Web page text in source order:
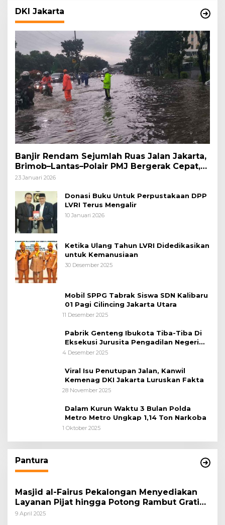
DKI Jakarta
Banjir Rendam Sejumlah Ruas Jalan Jakarta,
Brimob–Lantas–Polair PMJ Bergerak Cepat,
Polri Siagakan 128.247 Personel Secara
23 Januari 2026
Donasi Buku Untuk Perpustakaan DPP
LVRI Terus Mengalir
10 Januari 2026
Ketika Ulang Tahun LVRI Didedikasikan
untuk Kemanusiaan
30 Desember 2025
Mobil SPPG Tabrak Siswa SDN Kalibaru
01 Pagi Cilincing Jakarta Utara
11 Desember 2025
Pabrik Genteng Ibukota Tiba-Tiba Di
Eksekusi Jurusita Pengadilan Negeri
Tangerang, Diduga Cacat Hukum Sejak
4 Desember 2025
Viral Isu Penutupan Jalan, Kanwil
Kemenag DKI Jakarta Luruskan Fakta
28 November 2025
Dalam Kurun Waktu 3 Bulan Polda
Metro Metro Ungkap 1,14 Ton Narkoba
1 Oktober 2025
Pantura
Masjid al-Fairus Pekalongan Menyediakan
Layanan Pijat hingga Potong Rambut Gratis
bagi Pemudik Lebaran 2025
9 April 2025